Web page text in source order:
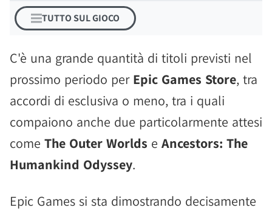
TUTTO SUL GIOCO
C'è una grande quantità di titoli previsti nel
prossimo periodo per Epic Games Store, tra
accordi di esclusiva o meno, tra i quali
compaiono anche due particolarmente attesi
come The Outer Worlds e Ancestors: The
Humankind Odyssey.
Epic Games si sta dimostrando decisamente